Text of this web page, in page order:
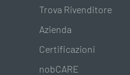
Trova Rivenditore
Azienda
Certificazioni
nobCARE